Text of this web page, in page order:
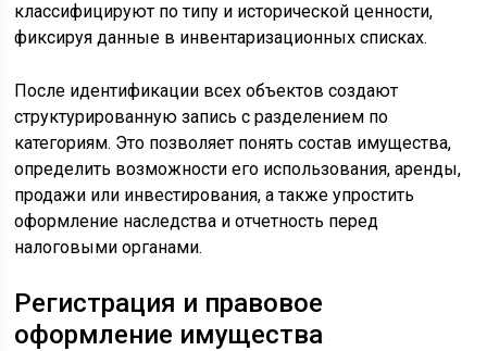
классифицируют по типу и исторической ценности,
фиксируя данные в инвентаризационных списках.
После идентификации всех объектов создают
структурированную запись с разделением по
категориям. Это позволяет понять состав имущества,
определить возможности его использования, аренды,
продажи или инвестирования, а также упростить
оформление наследства и отчетность перед
налоговыми органами.
Регистрация и правовое
оформление имущества